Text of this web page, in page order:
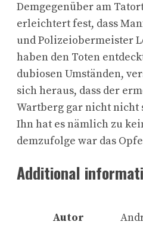
Demgegenüber am
erleichtert fest, dass
und Polizeiobermeister
haben den Toten
dubiosen Umständen,
sich heraus, dass der
Wartberg gar nicht nicht
Ihn hat es nämlich zu
demzufolge war das
Additional
Autor